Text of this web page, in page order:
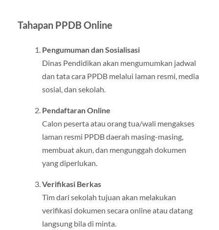
Tahapan PPDB Online
Pengumuman dan Sosialisasi
Dinas Pendidikan akan mengumumkan jadwal
dan tata cara PPDB melalui laman resmi, media
sosial, dan sekolah.
Pendaftaran Online
Calon peserta atau orang tua/wali mengakses
laman resmi PPDB daerah masing-masing,
membuat akun, dan mengunggah dokumen
yang diperlukan.
Verifikasi Berkas
Tim dari sekolah tujuan akan melakukan
verifikasi dokumen secara online atau datang
langsung bila di minta.